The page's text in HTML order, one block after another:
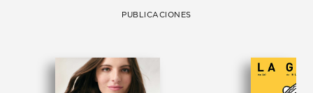
PUBLICACIONES